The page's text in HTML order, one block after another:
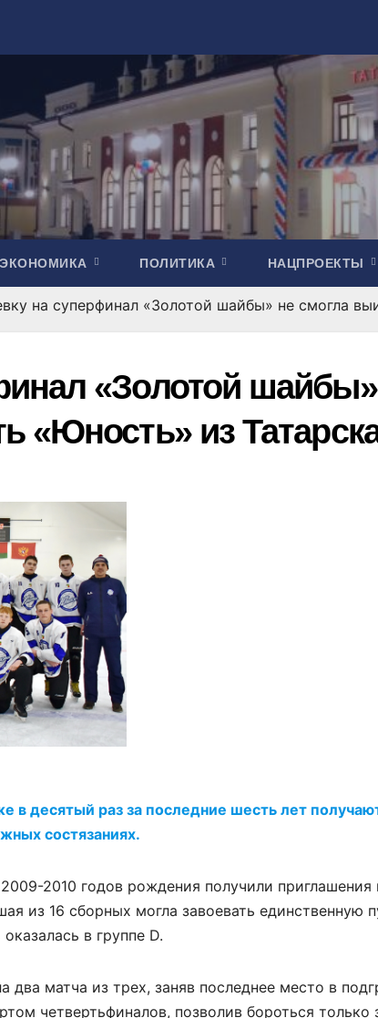
ЭКОНОМИКА ПОЛИТИКА НАЦПРОЕКТЫ
на суперфинал «Золотой шайбы» не смогла
«Золотой шайбы»
«Юность» из
в десятый раз за последние шесть лет
состязаниях.
2010 годов рождения получили
из 16 сборных могла завоевать единственную
в группе D.
два матча из трех, заняв последнее место в
четвертьфиналов, позволив бороться